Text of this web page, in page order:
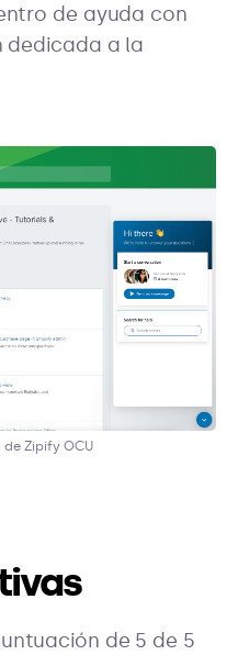
de ayuda con
dedicada a la
Zipify OCU
de 5 de 5